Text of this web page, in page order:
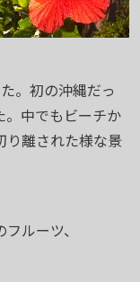
。初の沖縄だっ
。中でもビーチか
り離された様な景
フルーツ、